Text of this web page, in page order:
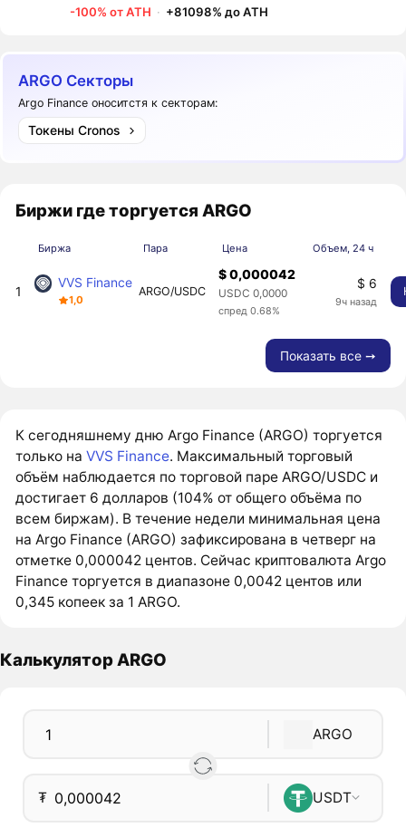
-100% от ATH · +81098% до ATH
ARGO Секторы
Argo Finance оноситстя к секторам:
Токены Cronos
Биржи где торгуется ARGO
Биржа Пара Цена Объем, 24 ч
1
VVS Finance
1,0
ARGO/USDC
$ 0,000042
USDC 0,0000
спред 0.68%
$ 6
9ч назад
Показать все ➙
К сегодняшнему дню Argo Finance (ARGO) торгуется
только наVVS Finance. Максимальный торговый
объём наблюдается по торговой паре ARGO/USDC и
достигает 6 долларов (104% от общего объёма по
всем биржам). В течение недели минимальная цена
на Argo Finance (ARGO) зафиксирована в четверг на
отметке 0,000042 центов. Сейчас криптовалюта Argo
Finance торгуется в диапазоне 0,0042 центов или
0,345 копеек за 1 ARGO.
Калькулятор ARGO
ARGO
₮ USDT